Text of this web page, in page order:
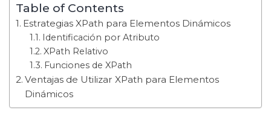
Table of Contents
Estrategias XPath para Elementos Dinámicos
Identificación por Atributo
XPath Relativo
Funciones de XPath
Ventajas de Utilizar XPath para Elementos
Dinámicos